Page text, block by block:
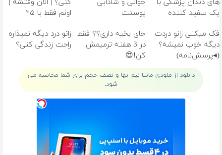
پک سفید کننده
پوستت
اونم فقط با ۲۵
فک میکنی زانو دردت
دیگه خوب نمیشه؟
(◂پرسش‌نامه)
جای بخیه داری؟؟ فقط
در 3 هفته ترمیمش
کن!😍
زانو درد دیگه نمیذاره
راحت زندگی کنی؟
دانلود از ملودی مانیا نیم بها و نصف حجم برای شما محاسبه می
شود.